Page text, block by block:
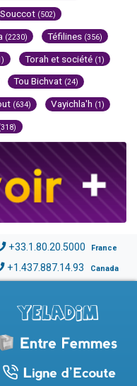
Souccot (502)
(2230) Téfilines (356)
Torah et société (1)
Tou Bichvat (24)
(634) Vayichla'h (1)
+33.1.80.20.5000 France
+1.437.887.14.93 Canada